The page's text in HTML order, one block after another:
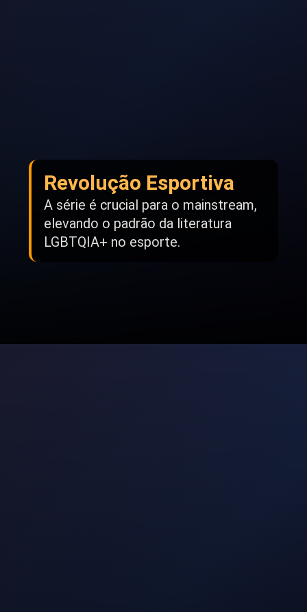
Revolução Esportiva
A série é crucial para o mainstream,
elevando o padrão da literatura
LGBTQIA+ no esporte.